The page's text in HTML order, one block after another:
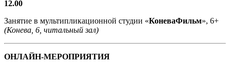
12.00
Занятие в мультипликационной студии «КоневаФильм», 6+
(Конева, 6, читальный зал)
ОНЛАЙН-МЕРОПРИЯТИЯ